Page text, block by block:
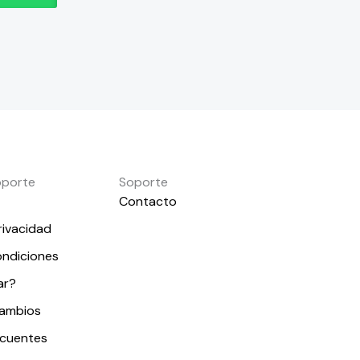
Soporte
Contacto